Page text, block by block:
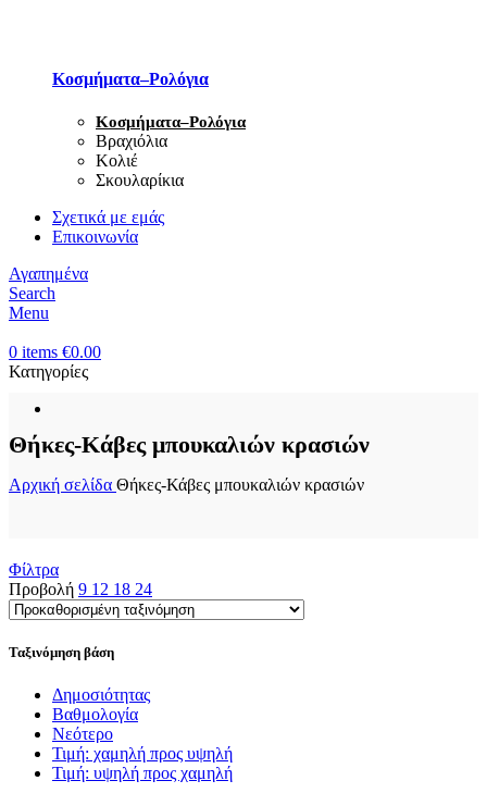
Κοσμήματα–Ρολόγια
Κοσμήματα–Ρολόγια
Βραχιόλια
Κολιέ
Σκουλαρίκια
Σχετικά με εμάς
Επικοινωνία
Αγαπημένα
Search
Menu
0 items €0.00
Κατηγορίες
Θήκες-Κάβες μπουκαλιών κρασιών
Αρχική σελίδα Θήκες-Κάβες μπουκαλιών κρασιών
Φίλτρα
Προβολή 9 12 18 24
Ταξινόμηση βάση
Δημοσιότητας
Βαθμολογία
Νεότερο
Τιμή: χαμηλή προς υψηλή
Τιμή: υψηλή προς χαμηλή